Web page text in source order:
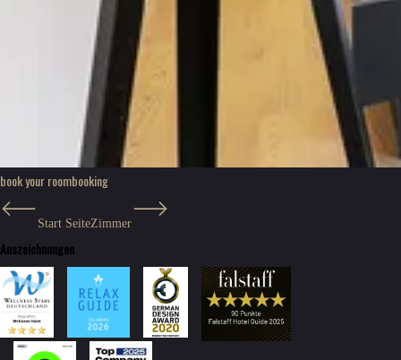
book your roombooking
Start SeiteZimmer
Auszeichnungen